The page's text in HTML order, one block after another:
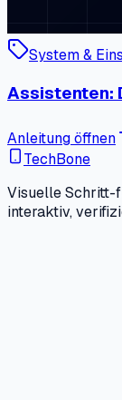
System &
Assistenten:
Anleitung öffnen
TechBone
Visuelle Schritt-
interaktiv,